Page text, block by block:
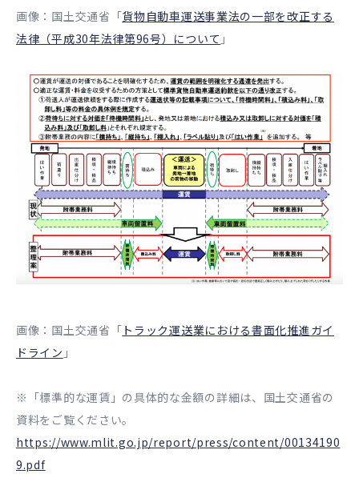
画像：国土交通省「貨物自動車運送事業法の一部を改正する
法律（平成30年法律第96号）について 」
画像：国土交通省「 トラック運送業における書面化推進ガイ
ドライン 」
※「標準的な運賃」の具体的な金額の詳細は、国土交通省の
資料をご覧ください。
https://www.mlit.go.jp/report/press/content/00134190
9.pdf